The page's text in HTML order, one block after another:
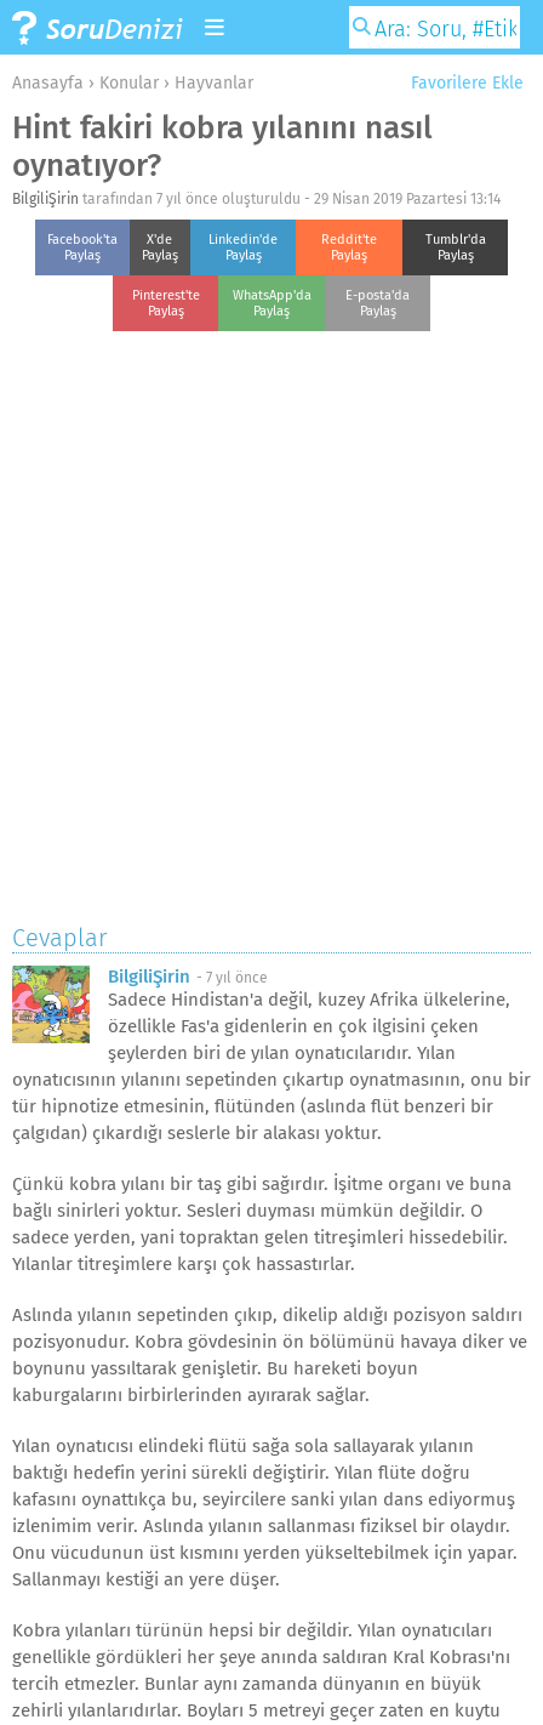
Favorilere Ekle
Anasayfa › Konular › Hayvanlar
Hint fakiri kobra yılanını nasıl
oynatıyor?
BilgiliŞirin tarafından 7 yıl önce oluşturuldu - 29 Nisan 2019 Pazartesi 13:14
Facebook'ta
Paylaş
X'de
Paylaş
Linkedin'de
Paylaş
Reddit'te
Paylaş
Tumblr'da
Paylaş
Pinterest'te
Paylaş
WhatsApp'da
Paylaş
E-posta'da
Paylaş
Cevaplar
BilgiliŞirin - 7 yıl önce
Sadece Hindistan'a değil, kuzey Afrika ülkelerine,
özellikle Fas'a gidenlerin en çok ilgisini çeken
şeylerden biri de yılan oynatıcılarıdır. Yılan
oynatıcısının yılanını sepetinden çıkartıp oynatmasının, onu bir
tür hipnotize etmesinin, flütünden (aslında flüt benzeri bir
çalgıdan) çıkardığı seslerle bir alakası yoktur.
Çünkü kobra yılanı bir taş gibi sağırdır. İşitme organı ve buna
bağlı sinirleri yoktur. Sesleri duyması mümkün değildir. O
sadece yerden, yani topraktan gelen titreşimleri hissedebilir.
Yılanlar titreşimlere karşı çok hassastırlar.
Aslında yılanın sepetinden çıkıp, dikelip aldığı pozisyon saldırı
pozisyonudur. Kobra gövdesinin ön bölümünü havaya diker ve
boynunu yassıltarak genişletir. Bu hareketi boyun
kaburgalarını birbirlerinden ayırarak sağlar.
Yılan oynatıcısı elindeki flütü sağa sola sallayarak yılanın
baktığı hedefin yerini sürekli değiştirir. Yılan flüte doğru
kafasını oynattıkça bu, seyircilere sanki yılan dans ediyormuş
izlenimim verir. Aslında yılanın sallanması fiziksel bir olaydır.
Onu vücudunun üst kısmını yerden yükseltebilmek için yapar.
Sallanmayı kestiği an yere düşer.
Kobra yılanları türünün hepsi bir değildir. Yılan oynatıcıları
genellikle gördükleri her şeye anında saldıran Kral Kobrası'nı
tercih etmezler. Bunlar aynı zamanda dünyanın en büyük
zehirli yılanlarıdırlar. Boyları 5 metreyi geçer zaten en kuytu